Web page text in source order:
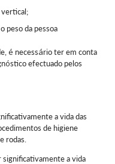
vertical;
peso da pessoa
é necessário ter em conta
efectuado pelos
a vida das
de higiene
rodas.
significativamente a vida